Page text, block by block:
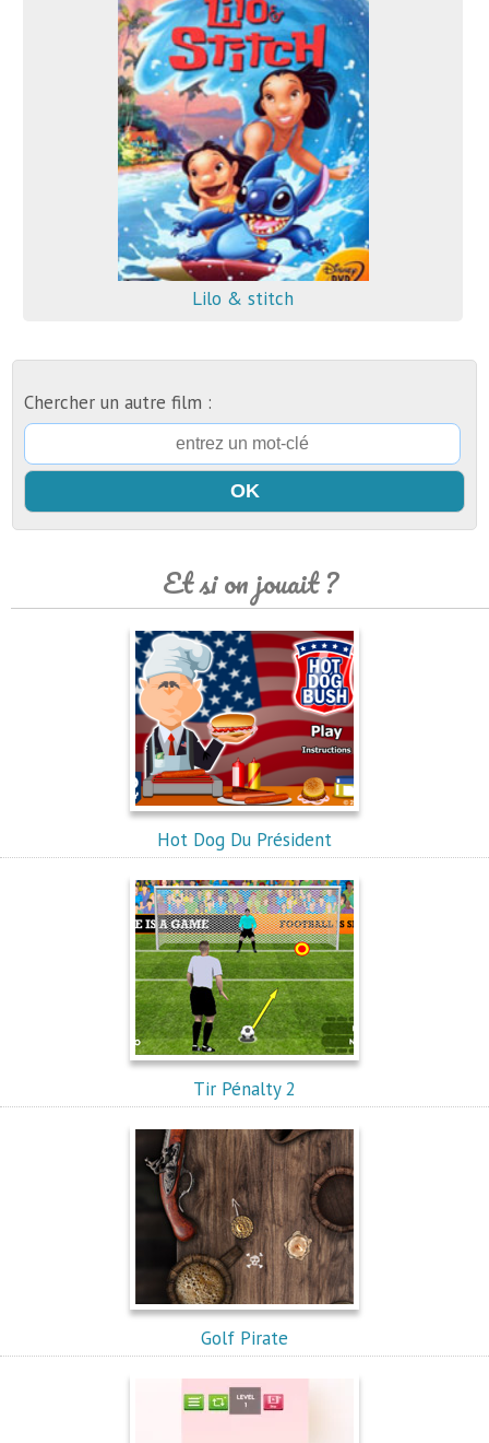
Lilo & stitch
Chercher un autre film :
Et si on jouait ?
Hot Dog Du Président
Tir Pénalty 2
Golf Pirate